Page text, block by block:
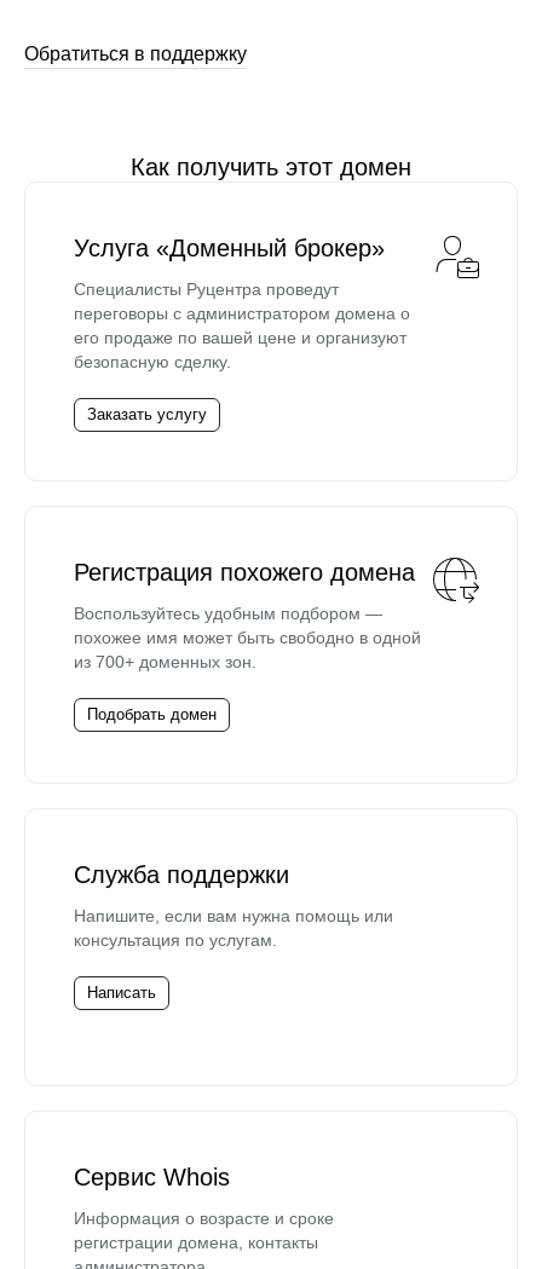
Обратиться в поддержку
Как получить этот домен
Услуга «Доменный брокер»
Специалисты Руцентра проведут
переговоры с администратором домена о
его продаже по вашей цене и организуют
безопасную сделку.
Заказать услугу
Регистрация похожего домена
Воспользуйтесь удобным подбором —
похожее имя может быть свободно в одной
из 700+ доменных зон.
Подобрать домен
Служба поддержки
Напишите, если вам нужна помощь или
консультация по услугам.
Написать
Сервис Whois
Информация о возрасте и сроке
регистрации домена, контакты